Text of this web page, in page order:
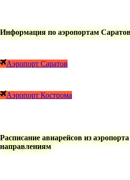
Информация по аэропортам
Аэропорт Саратов
Аэропорт Кострома
Расписание авиарейсов из
направлениям